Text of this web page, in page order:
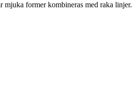
mjuka former kombineras med raka linjer.